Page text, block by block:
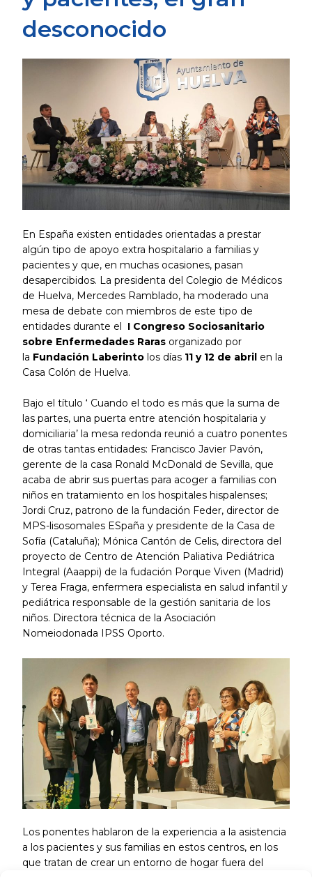
desconocido
En España existen entidades orientadas a prestar
algún tipo de apoyo extra hospitalario a familias y
pacientes y que, en muchas ocasiones, pasan
desapercibidos. La presidenta del Colegio de Médicos
de Huelva, Mercedes Ramblado, ha moderado una
mesa de debate con miembros de este tipo de
entidades durante el I Congreso Sociosanitario
sobre Enfermedades Rarasorganizado por
la Fundación Laberintolos días11 y 12 de abril en la
Casa Colón de Huelva.
Bajo el título ‘ Cuando el todo es más que la suma de
las partes, una puerta entre atención hospitalaria y
domiciliaria’ la mesa redonda reunió a cuatro ponentes
de otras tantas entidades: Francisco Javier Pavón,
gerente de la casa Ronald McDonald de Sevilla, que
acaba de abrir sus puertas para acoger a familias con
niños en tratamiento en los hospitales hispalenses;
Jordi Cruz, patrono de la fundación Feder, director de
MPS-lisosomales ESpaña y presidente de la Casa de
Sofía (Cataluña); Mónica Cantón de Celis, directora del
proyecto de Centro de Atención Paliativa Pediátrica
Integral (Aaappi) de la fudación Porque Viven (Madrid)
y Terea Fraga, enfermera especialista en salud infantil y
pediátrica responsable de la gestión sanitaria de los
niños. Directora técnica de la Asociación
Nomeiodonada IPSS Oporto.
Los ponentes hablaron de la experiencia a la asistencia
a los pacientes y sus familias en estos centros, en los
que tratan de crear un entorno de hogar fuera del